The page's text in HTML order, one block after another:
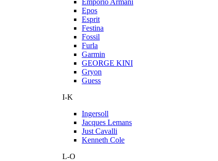
Emporio Armani
Epos
Esprit
Festina
Fossil
Furla
Garmin
GEORGE KINI
Gryon
Guess
I-K
Ingersoll
Jacques Lemans
Just Cavalli
Kenneth Cole
L-O